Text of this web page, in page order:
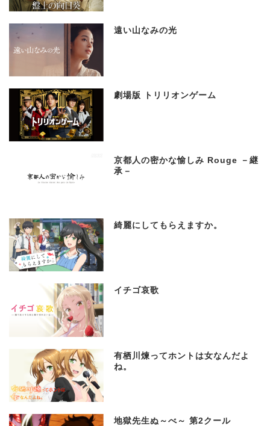
遠い山なみの光
劇場版 トリリオンゲーム
京都人の密かな愉しみ Rouge －継
承－
綺麗にしてもらえますか。
イチゴ哀歌
有栖川煉ってホントは女なんだよ
ね。
地獄先生ぬ～べ～ 第2クール